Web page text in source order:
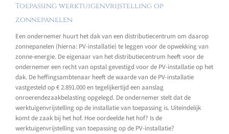
Toepassing werktuigenvrijstelling op
zonnepanelen
Een ondernemer huurt het dak van een distributiecentrum om daarop
zonnepanelen (hierna: PV-installatie) te leggen voor de opwekking van
zonne-energie. De eigenaar van het distributiecentrum heeft voor de
ondernemer een recht van opstal gevestigd voor de PV-installatie op het
dak. De heffingsambtenaar heeft de waarde van de PV-installatie
vastgesteld op € 2.891.000 en tegelijkertijd een aanslag
onroerendezaakbelasting opgelegd. De ondernemer stelt dat de
werktuigenvrijstelling op de installatie van toepassing is. Uiteindelijk
komt de zaak bij het hof. Hoe oordeelde het hof? Is de
werktuigenvrijstelling van toepassing op de PV-installatie?